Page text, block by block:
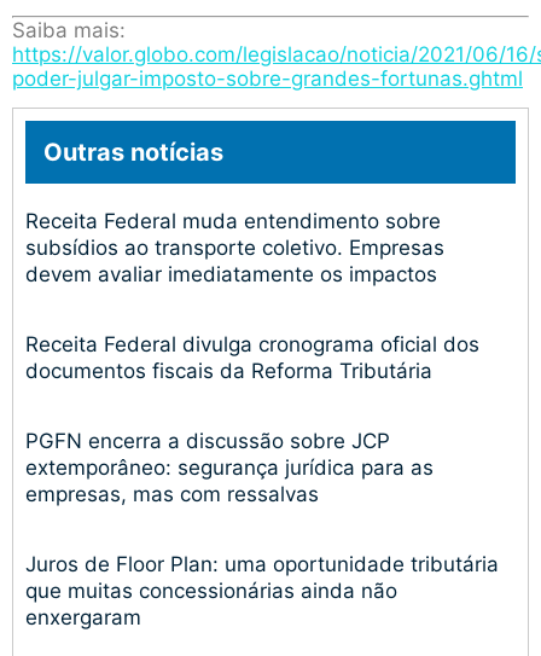
Saiba mais:
https://valor.globo.com/legislacao/noticia/2021/06/
poder-julgar-imposto-sobre-grandes-fortunas.ghtml
Outras notícias
Receita Federal muda entendimento sobre
subsídios ao transporte coletivo. Empresas
devem avaliar imediatamente os impactos
Receita Federal divulga cronograma oficial dos
documentos fiscais da Reforma Tributária
PGFN encerra a discussão sobre JCP
extemporâneo: segurança jurídica para as
empresas, mas com ressalvas
Juros de Floor Plan: uma oportunidade tributária
que muitas concessionárias ainda não
enxergaram